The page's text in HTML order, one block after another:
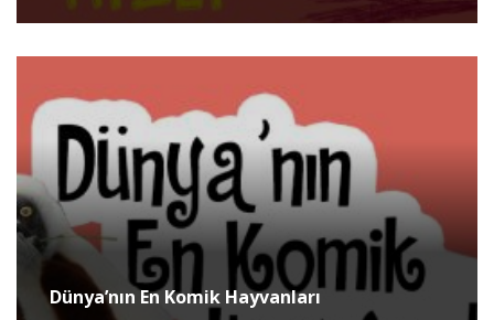
Dünya’nın En Komik Hayvanları